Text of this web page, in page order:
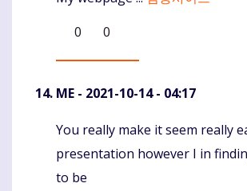
0
0
ME - 2021-10-14 - 04:17
Komentaras
You really make it seem really
presentation however I in
to be